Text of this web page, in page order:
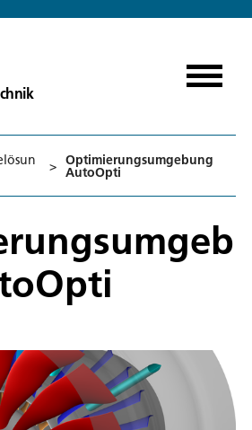
> Optimierungsumgebung
AutoOpti